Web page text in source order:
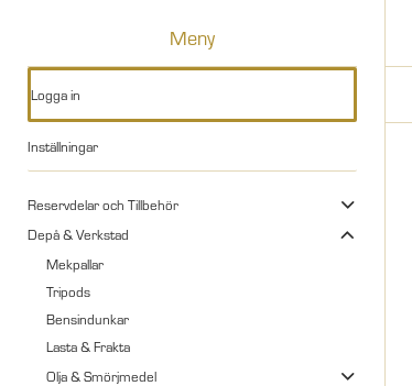
Meny
Logga in
Inställningar
Reservdelar och Tillbehör
Depå & Verkstad
Mekpallar
Tripods
Bensindunkar
Lasta & Frakta
Olja & Smörjmedel